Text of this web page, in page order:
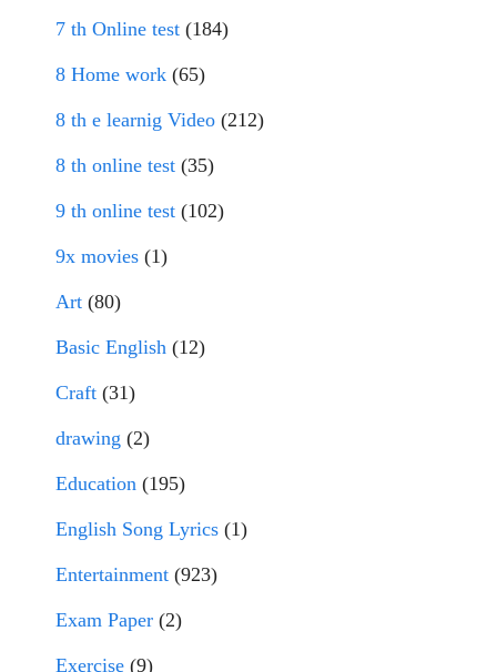
7 th Online test (184)
8 Home work (65)
8 th e learnig Video (212)
8 th online test (35)
9 th online test (102)
9x movies (1)
Art (80)
Basic English (12)
Craft (31)
drawing (2)
Education (195)
English Song Lyrics (1)
Entertainment (923)
Exam Paper (2)
Exercise (9)